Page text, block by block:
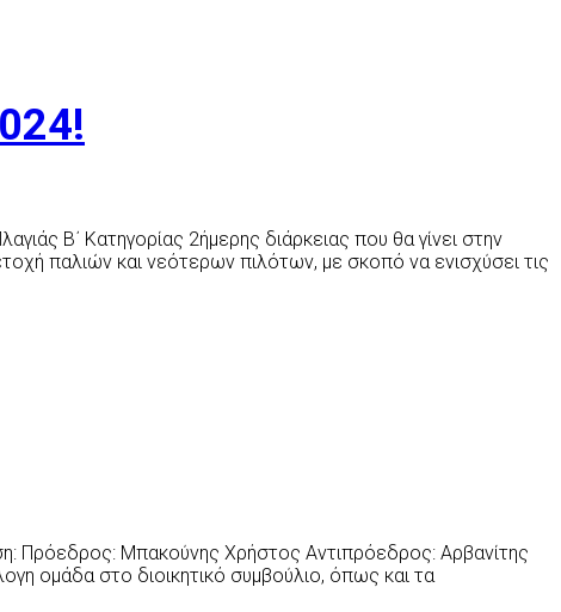
Β΄ Κατηγορίας 2ήμερης διάρκειας που θα γίνει στην
παλιών και νεότερων πιλότων, με σκοπό να ενισχύσει τις
Πρόεδρος: Μπακούνης Χρήστος Αντιπρόεδρος: Αρβανίτης
ομάδα στο διοικητικό συμβούλιο, όπως και τα